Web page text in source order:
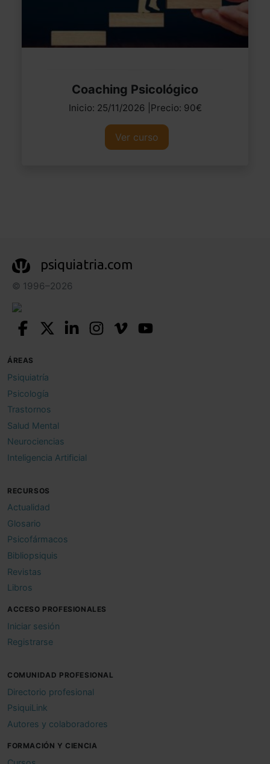
Coaching Psicológico
Inicio: 25/11/2026 |Precio: 90€
Ver curso
psiquiatria.com
© 1996–2026
ÁREAS
Psiquiatría
Psicología
Trastornos
Salud Mental
Neurociencias
Inteligencia Artificial
RECURSOS
Actualidad
Glosario
Psicofármacos
Bibliopsiquis
Revistas
Libros
ACCESO PROFESIONALES
Iniciar sesión
Registrarse
COMUNIDAD PROFESIONAL
Directorio profesional
PsiquiLink
Autores y colaboradores
FORMACIÓN Y CIENCIA